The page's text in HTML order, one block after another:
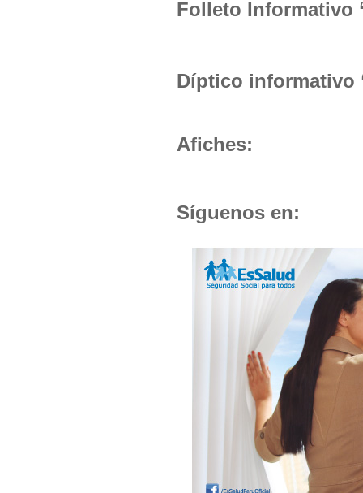
Folleto Informativo
Díptico informativo
Afiches:
Síguenos en: